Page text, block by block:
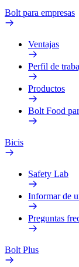
Bolt para empresas
Ventajas
Perfil de
Productos
Bolt Food
Bicis
Safety Lab
Informar de
Preguntas
Bolt Plus